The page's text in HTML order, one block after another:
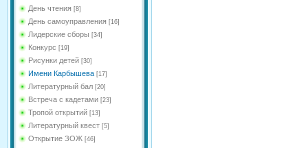
День чтения [8]
День самоуправления [16]
Лидерские сборы [34]
Конкурс [19]
Рисунки детей [30]
Имени Карбышева [17]
Литературный бал [20]
Встреча с кадетами [23]
Тропой открытий [13]
Литературный квест [5]
Открытие ЗОЖ [46]